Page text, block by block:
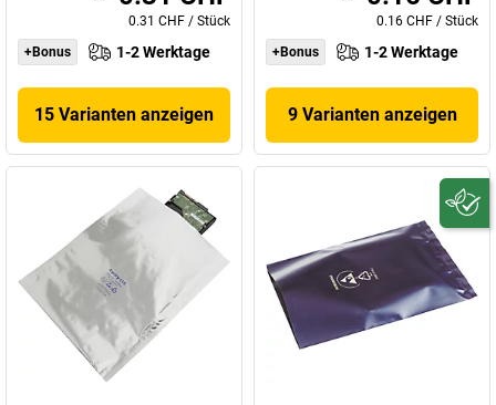
0.31 CHF / Stück
+Bonus
1-2 Werktage
15 Varianten anzeigen
0.16 CHF / Stück
+Bonus
1-2 Werktage
9 Varianten anzeigen